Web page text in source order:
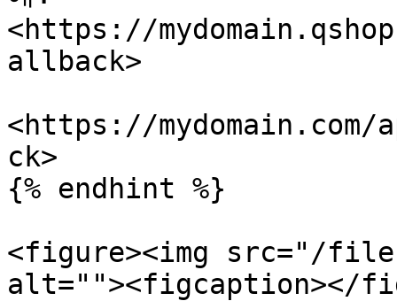
<https://
allback>
<https://
ck>
{% endhint %}
<figure><img src="/files/
alt=""><figcaption></